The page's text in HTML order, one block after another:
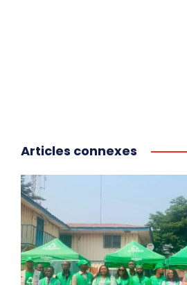
Articles connexes